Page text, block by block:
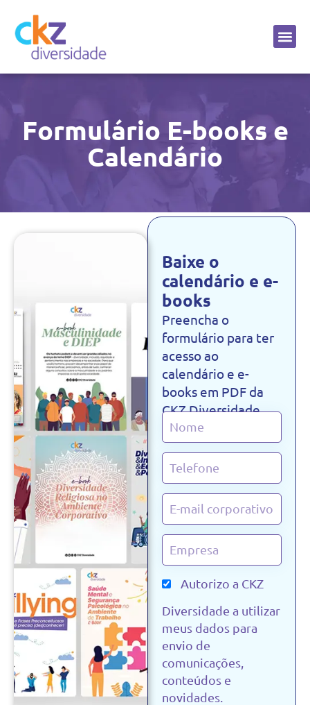
Formulário E-books e
Calendário
Baixe o
calendário e e-
books
Preencha o
formulário para ter
acesso ao
calendário e e-
books em PDF da
CKZ Diversidade.
Autorizo a CKZ
Diversidade a utilizar
meus dados para
envio de
comunicações,
conteúdos e
novidades.